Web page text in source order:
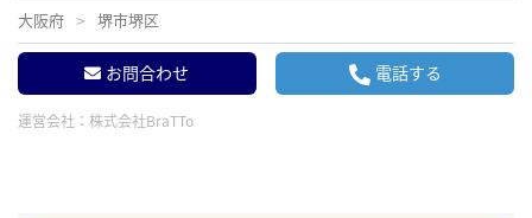
大阪府 堺市堺区
お問合わせ 電話する
運営会社： 株式会社BraTTo